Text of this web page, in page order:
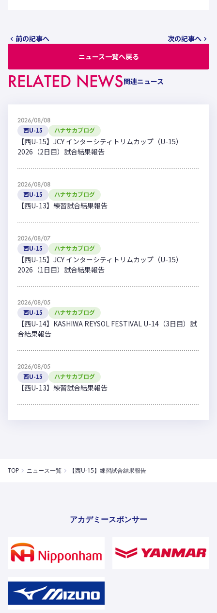
前の記事へ
ニュース一覧へ戻る
次の記事へ
RELATED NEWS関連ニュース
2026/08/08
西U-15 ハナサカブログ
【西U-15】JCY インターシティトリムカップ（U-15）
2026（2日目）試合結果報告
2026/08/08
西U-15 ハナサカブログ
【西U-13】練習試合結果報告
2026/08/07
西U-15 ハナサカブログ
【西U-15】JCY インターシティトリムカップ（U-15）
2026（1日目）試合結果報告
2026/08/05
西U-15 ハナサカブログ
【西U-14】KASHIWA REYSOL FESTIVAL U-14（3日目）試
合結果報告
2026/08/05
西U-15 ハナサカブログ
【西U-13】練習試合結果報告
TOP ニュース一覧 【西U-15】練習試合結果報告
アカデミースポンサー